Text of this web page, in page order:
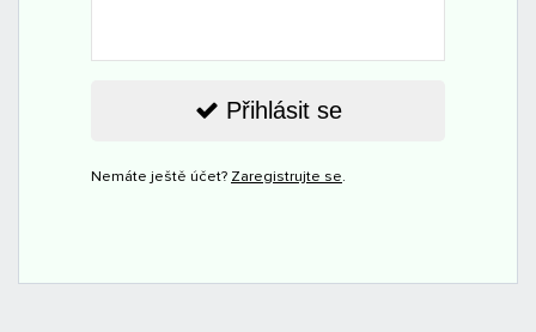
Přihlásit se
Nemáte ještě účet? Zaregistrujte se.